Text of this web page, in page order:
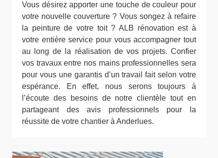
Vous désirez apporter une touche de couleur pour
votre nouvelle couverture ? Vous songez à refaire
la peinture de votre toit ? ALB rénovation est à
votre entière service pour vous accompagner tout
au long de la réalisation de vos projets. Confier
vos travaux entre nos mains professionnelles sera
pour vous une garantis d’un travail fait selon votre
espérance. En effet, nous serons toujours à
l’écoute des besoins de notre clientèle tout en
partageant des avis professionnels pour la
réussite de votre chantier à Anderlues.